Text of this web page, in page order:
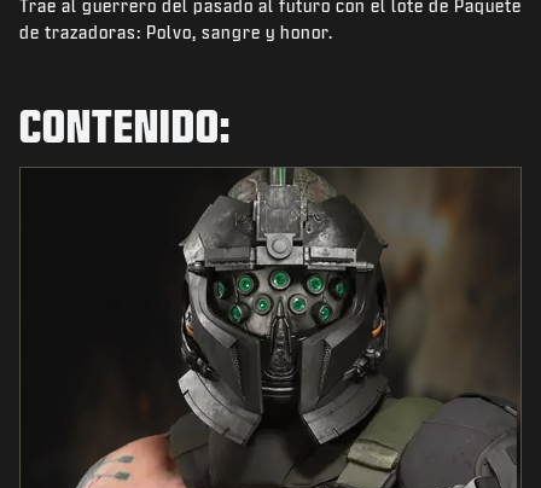
NOTICIAS
REGISTRARSE
Trae al guerrero del pasado al futuro con el lote de Paquete
de trazadoras: Polvo, sangre y honor.
CONTENIDO: